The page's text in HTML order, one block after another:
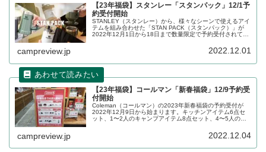
【23年福袋】スタンレー「スタンパック」12/1予
約受付開始
STANLEY（スタンレー）から、様々なシーンで使えるアイ
テムを組み合わせた「STAN PACK（スタンパック）」が
2022年12月1日から18日まで数量限定で予約受付されてい
campreview.jp 2022.12.01
【23年福袋】コールマン「新春福袋」12/9予約受
付開始
Coleman（コールマン）の2023年新春福袋の予約受付が
2022年12月9日から始まります。キッチンアイテム6点セ
ット、1〜2人のキャンプアイテム8点セット、4〜5人のキ
campreview.jp 2022.12.04